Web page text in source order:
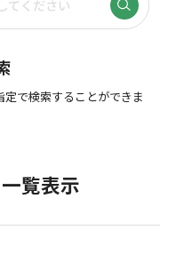
で検索することができま
覧表示